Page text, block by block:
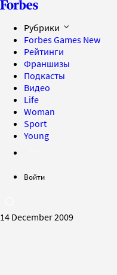
Рубрики
Forbes Games New
Рейтинги
Франшизы
Подкасты
Видео
Life
Woman
Sport
Young
Войти
14 December 2009